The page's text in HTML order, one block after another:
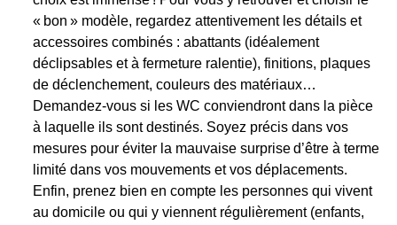
« bon » modèle, regardez attentivement les détails et
accessoires combinés : abattants (idéalement
déclipsables et à fermeture ralentie), finitions, plaques
de déclenchement, couleurs des matériaux…
Demandez-vous si les WC conviendront dans la pièce
à laquelle ils sont destinés. Soyez précis dans vos
mesures pour éviter la mauvaise surprise d’être à terme
limité dans vos mouvements et vos déplacements.
Enfin, prenez bien en compte les personnes qui vivent
au domicile ou qui y viennent régulièrement (enfants,